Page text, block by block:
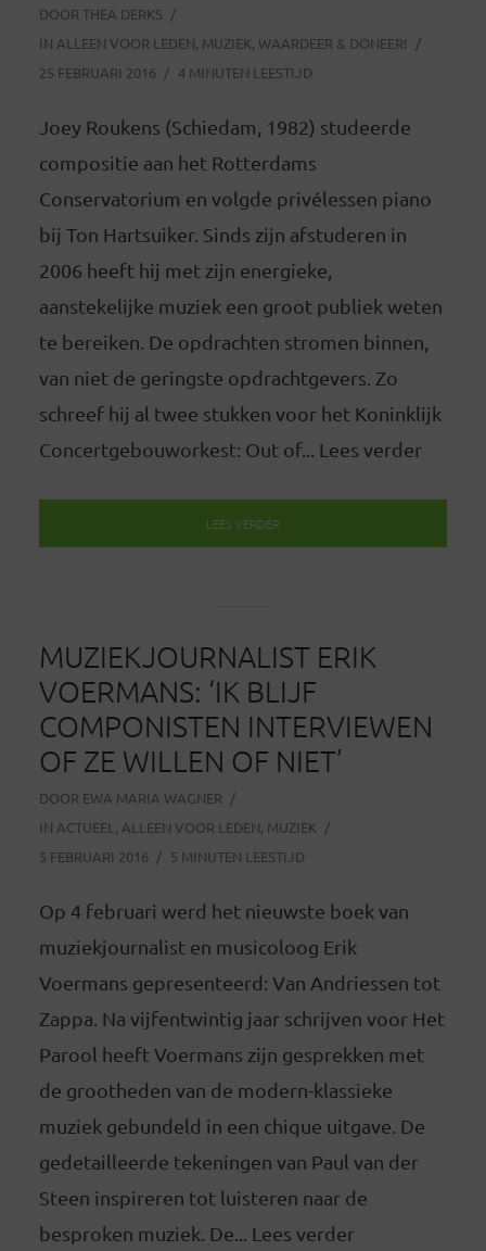
DOOR THEA DERKS
IN ALLEEN VOOR LEDEN, MUZIEK, WAARDEER & DONEER!
25 FEBRUARI 2016
4 MINUTEN LEESTIJD
Joey Roukens (Schiedam, 1982) studeerde
compositie aan het Rotterdams
Conservatorium en volgde privélessen piano
bij Ton Hartsuiker. Sinds zijn afstuderen in
2006 heeft hij met zijn energieke,
aanstekelijke muziek een groot publiek weten
te bereiken. De opdrachten stromen binnen,
van niet de geringste opdrachtgevers. Zo
schreef hij al twee stukken voor het Koninklijk
Concertgebouworkest: Out of... Lees verder
LEES VERDER
MUZIEKJOURNALIST ERIK
VOERMANS: ‘IK BLIJF
COMPONISTEN INTERVIEWEN
OF ZE WILLEN OF NIET’
DOOR EWA MARIA WAGNER
IN ACTUEEL , ALLEEN VOOR LEDEN, MUZIEK
5 FEBRUARI 2016
5 MINUTEN LEESTIJD
Op 4 februari werd het nieuwste boek van
muziekjournalist en musicoloog Erik
Voermans gepresenteerd: Van Andriessen tot
Zappa. Na vijfentwintig jaar schrijven voor Het
Parool heeft Voermans zijn gesprekken met
de grootheden van de modern-klassieke
muziek gebundeld in een chique uitgave. De
gedetailleerde tekeningen van Paul van der
Steen inspireren tot luisteren naar de
besproken muziek. De... Lees verder